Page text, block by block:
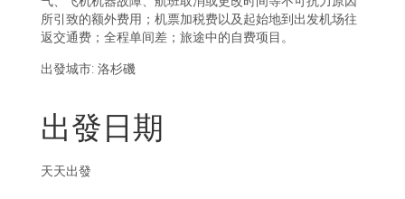
所引致的额外费用；机票加税费以及起始地到出发机场往
返交通费；全程单间差；旅途中的自费项目。
出發城市: 洛杉磯
出發日期
天天出發